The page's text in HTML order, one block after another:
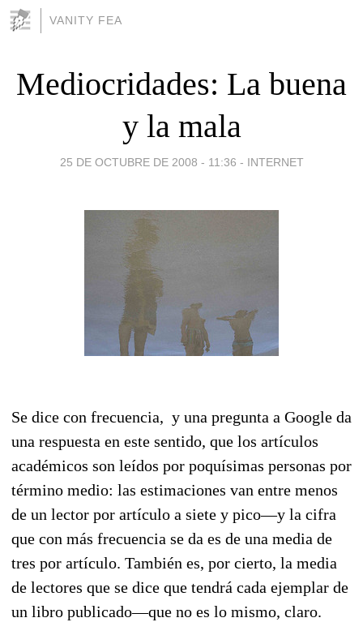
VANITY FEA
Mediocridades: La buena
y la mala
25 DE OCTUBRE DE 2008 - 11:36 - INTERNET
Se dice con frecuencia, y una pregunta a Google da
una respuesta en este sentido, que los artículos
académicos son leídos por poquísimas personas por
término medio: las estimaciones van entre menos
de un lector por artículo a siete y pico—y la cifra
que con más frecuencia se da es de una media de
tres por artículo. También es, por cierto, la media
de lectores que se dice que tendrá cada ejemplar de
un libro publicado—que no es lo mismo, claro.